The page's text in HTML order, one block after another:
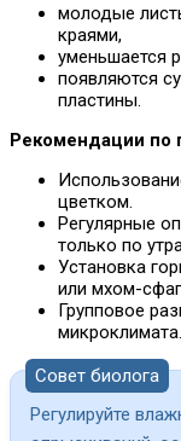
молодые
краями,
уменьшается
появляются
пластины.
Рекомендации
цветком.
Регулярные
только по
Установка
или мхом-
Групповое
микроклимата.
Совет биолога
Регулируйте